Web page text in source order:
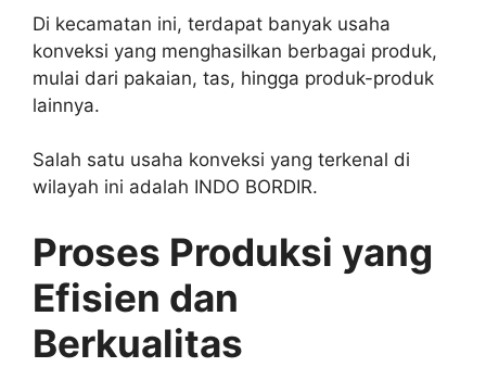
Di kecamatan ini, terdapat banyak usaha
konveksi yang menghasilkan berbagai produk,
mulai dari pakaian, tas, hingga produk-produk
lainnya.
Salah satu usaha konveksi yang terkenal di
wilayah ini adalah INDO BORDIR.
Proses Produksi yang
Efisien dan
Berkualitas